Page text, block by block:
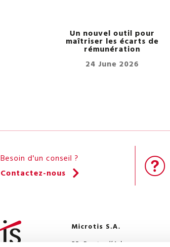
Un nouvel outil pour
maîtriser les écarts de
rémunération
24 June 2026
Besoin d'un conseil ?
Contactez-nous
Microtis S.A.
55, Route d’Arlon